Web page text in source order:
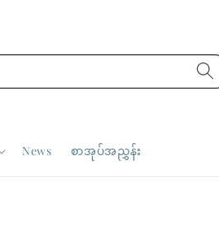
News စာအုပ်အညွှန်း